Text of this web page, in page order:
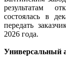
результатам
состоялась в
передать
2026 года.
Универсальный